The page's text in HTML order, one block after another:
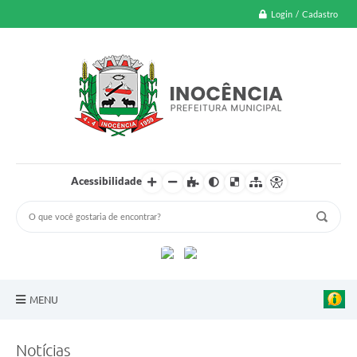
Login / Cadastro
Acessibilidade
MENU
Notícias